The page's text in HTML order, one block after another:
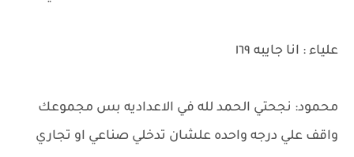
علياء : انا جايبه ١٦٩
محمود: نجحتي الحمد لله في الاعداديه بس مجموعك
واقف علي درجه واحده علشان تدخلي صناعي او تجاري